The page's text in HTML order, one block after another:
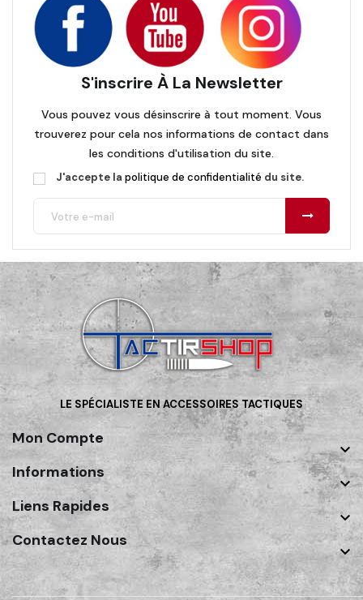
S'inscrire À La Newsletter
Vous pouvez vous désinscrire à tout moment. Vous
trouverez pour cela nos informations de contact dans
les conditions d'utilisation du site.
J'accepte la politique de confidentialité du site.
LE SPÉCIALISTE EN ACCESSOIRES TACTIQUES
Mon Compte

Informations

Liens Rapides

Contactez Nous
